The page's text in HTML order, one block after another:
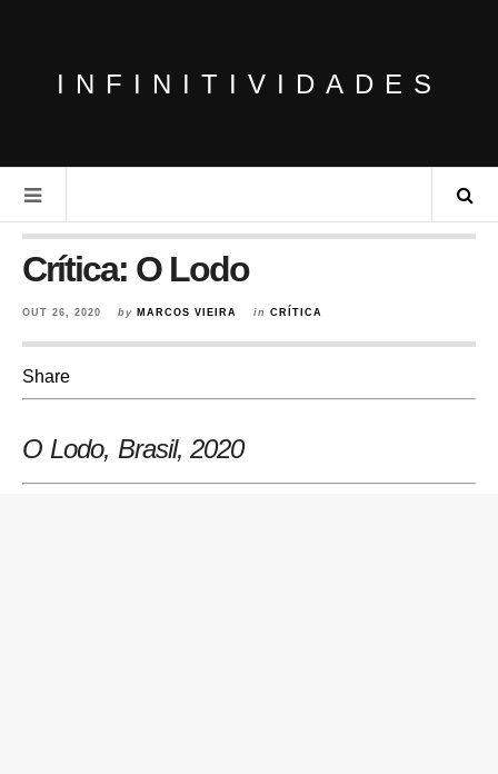
INFINITIVIDADES
Crítica: O Lodo
OUT 26, 2020 by MARCOS VIEIRA in CRÍTICA
Share
O Lodo, Brasil, 2020